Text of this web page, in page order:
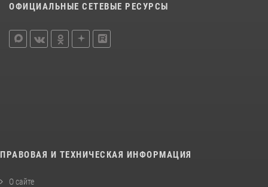
ОФИЦИАЛЬНЫЕ СЕТЕВЫЕ РЕСУРСЫ
ПРАВОВАЯ И ТЕХНИЧЕСКАЯ ИНФОРМАЦИЯ
О сайте